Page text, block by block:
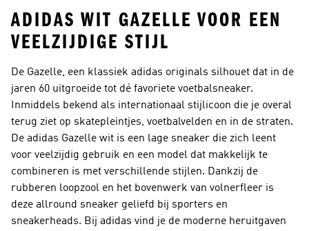
ADIDAS WIT GAZELLE VOOR EEN
VEELZIJDIGE STIJL
De Gazelle, een klassiek adidas originals silhouet dat in de
jaren 60 uitgroeide tot dé favoriete voetbalsneaker.
Inmiddels bekend als internationaal stijlicoon die je overal
terug ziet op skatepleintjes, voetbalvelden en in de straten.
De adidas Gazelle wit is een lage sneaker die zich leent
voor veelzijdig gebruik en een model dat makkelijk te
combineren is met verschillende stijlen. Dankzij de
rubberen loopzool en het bovenwerk van volnerfleer is
deze allround sneaker geliefd bij sporters en
sneakerheads. Bij adidas vind je de moderne heruitgaven